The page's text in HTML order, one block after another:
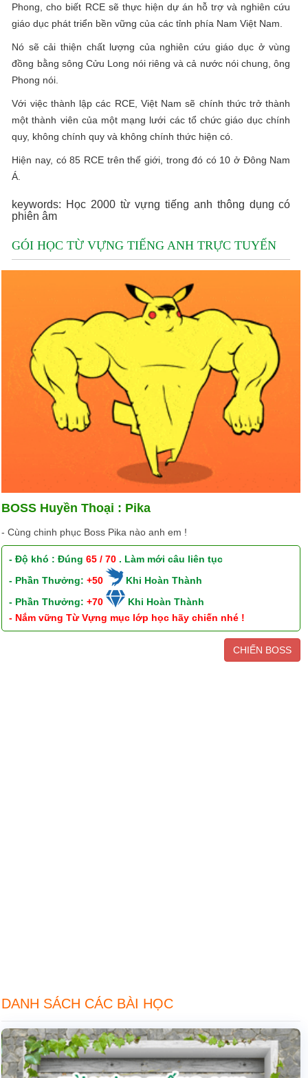
Phong, cho biết RCE sẽ thực hiện dự án hỗ trợ và nghiên cứu
giáo dục phát triển bền vững của các tỉnh phía Nam Việt Nam.
Nó sẽ cải thiện chất lượng của nghiên cứu giáo dục ở vùng
đồng bằng sông Cửu Long nói riêng và cả nước nói chung, ông
Phong nói.
Với việc thành lập các RCE, Việt Nam sẽ chính thức trở thành
một thành viên của một mạng lưới các tổ chức giáo dục chính
quy, không chính quy và không chính thức hiện có.
Hiện nay, có 85 RCE trên thế giới, trong đó có 10 ở Đông Nam
Á.
keywords: Học 2000 từ vựng tiếng anh thông dụng có
phiên âm
GÓI HỌC TỪ VỰNG TIẾNG ANH TRỰC TUYẾN
BOSS Huyền Thoại : Pika
- Cùng chinh phục Boss Pika nào anh em !
- Độ khó : Đúng65 / 70 . Làm mới câu liên tục
- Phần Thưởng:+50
Khi Hoàn Thành
- Phần Thưởng:+70
Khi Hoàn Thành
- Nắm vững Từ Vựng mục lớp học hãy chiến nhé !
CHIẾN BOSS
DANH SÁCH CÁC BÀI HỌC